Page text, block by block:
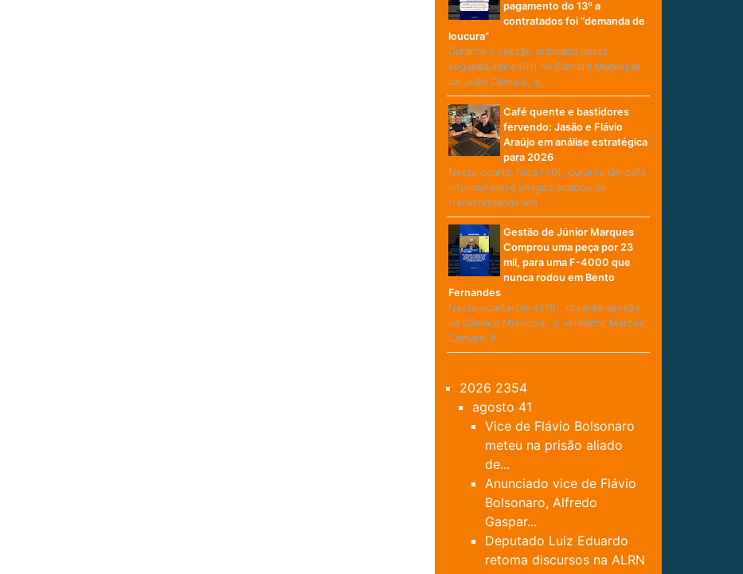
pagamento do 13º a
contratados foi “demanda de
loucura”
Durante a sessão ordinária desta
segunda-feira (01) na Câmara Municipal
de João Câmara, o…
Café quente e bastidores
fervendo: Jasão e Flávio
Araújo em análise estratégica
para 2026
Nesta quarta-feira (30), durante um café
informal entre amigos acabou se
transformando em…
Gestão de Júnior Marques
Comprou uma peça por 23
mil, para uma F-4000 que
nunca rodou em Bento
Fernandes
Nesta quarta-feira (18), durante sessão
na Câmara Municipal, o vereador Marcos
Câmara, lí…
2026 2354
agosto 41
Vice de Flávio Bolsonaro
meteu na prisão aliado
de...
Anunciado vice de Flávio
Bolsonaro, Alfredo
Gaspar...
Deputado Luiz Eduardo
retoma discursos na ALRN